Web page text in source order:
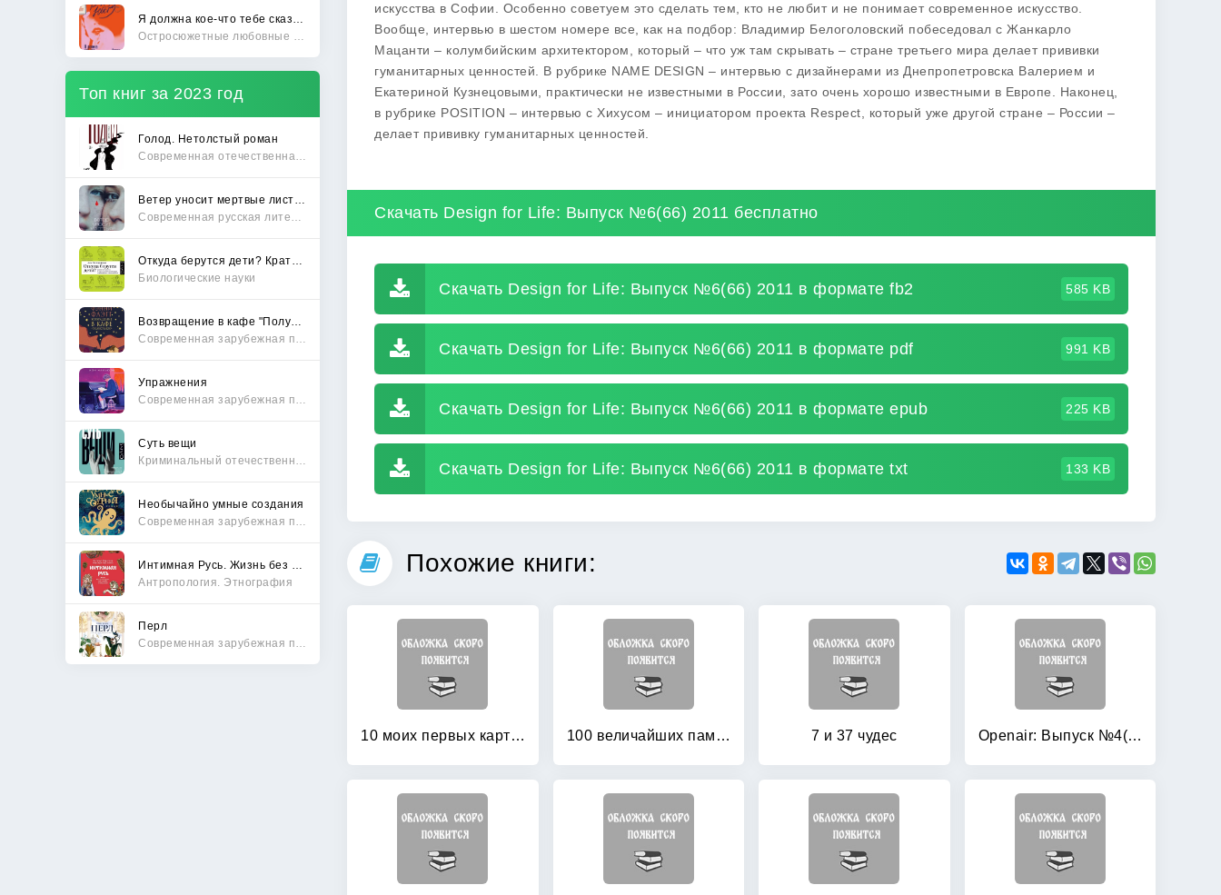
Топ книг за 2023 год
Голод. Нетолстый роман
Биологические науки
Упражнения
Суть вещи
Необычайно умные создания
Антропология. Этнография
Перл
искусства в Софии. Особенно советуем это сделать тем, кто не любит и не понимает современное искусство.
Вообще, интервью в шестом номере все, как на подбор: Владимир Белоголовский побеседовал с Жанкарло
Мацанти – колумбийским архитектором, который – что уж там скрывать – стране третьего мира делает прививки
гуманитарных ценностей. В рубрике NAME DESIGN – интервью с дизайнерами из Днепропетровска Валерием и
Екатериной Кузнецовыми, практически не известными в России, зато очень хорошо известными в Европе. Наконец,
в рубрике POSITION – интервью с Хихусом – инициатором проекта Respect, который уже другой стране – России –
делает прививку гуманитарных ценностей.
Скачать Design for Life: Выпуск №6(66) 2011 бесплатно
Скачать Design for Life: Выпуск №6(66) 2011 в формате fb2 585 KB
Скачать Design for Life: Выпуск №6(66) 2011 в формате pdf 991 KB
Скачать Design for Life: Выпуск №6(66) 2011 в формате epub 225 KB
Скачать Design for Life: Выпуск №6(66) 2011 в формате txt 133 KB
Похожие книги:
10 моих первых картин 100 величайших памятников архитектуры: Всемирное наследие ЮНЕСКО 7 и 37 чудес Openair: Выпуск №4(70) 2012